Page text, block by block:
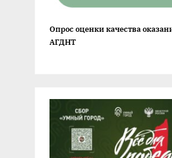
Опрос оценки качества
АГДНТ